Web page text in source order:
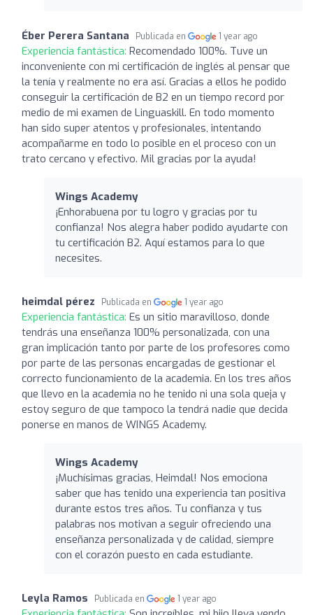
Éber Perera Santana Publicada en 1 year ago
Experiencia fantástica: Recomendado 100%. Tuve un
inconveniente con mi certificación de inglés al pensar que
la tenía y realmente no era así. Gracias a ellos he podido
conseguir la certificación de B2 en un tiempo record por
medio de mi examen de Linguaskill. En todo momento
han sido super atentos y profesionales, intentando
acompañarme en todo lo posible en el proceso con un
trato cercano y efectivo. Mil gracias por la ayuda!
Wings Academy
¡Enhorabuena por tu logro y gracias por tu
confianza! Nos alegra haber podido ayudarte con
tu certificación B2. Aquí estamos para lo que
necesites.
heimdal pérez Publicada en 1 year ago
Experiencia fantástica: Es un sitio maravilloso, donde
tendrás una enseñanza 100% personalizada, con una
gran implicación tanto por parte de los profesores como
por parte de las personas encargadas de gestionar el
correcto funcionamiento de la academia. En los tres años
que llevo en la academia no he tenido ni una sola queja y
estoy seguro de que tampoco la tendrá nadie que decida
ponerse en manos de WINGS Academy.
Wings Academy
¡Muchísimas gracias, Heimdal! Nos emociona
saber que has tenido una experiencia tan positiva
durante estos tres años. Tu confianza y tus
palabras nos motivan a seguir ofreciendo una
enseñanza personalizada y de calidad, siempre
con el corazón puesto en cada estudiante.
Leyla Ramos Publicada en 1 year ago